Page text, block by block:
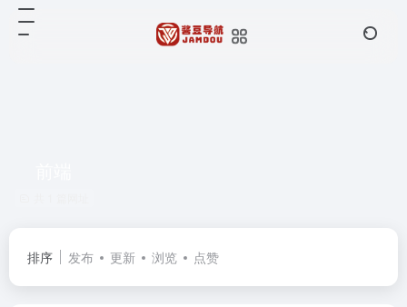
排序 发布 更新 浏览 点赞